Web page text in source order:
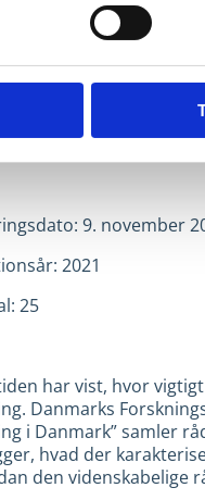
9. november
2021
25
har vist, hvor
Danmarks
i Danmark” samler
hvad der
den videnskabelige